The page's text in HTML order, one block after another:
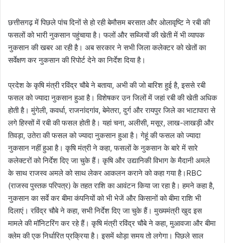
छत्तीसगढ़ में पिछले पांच दिनों से हो रही बेमौसम बरसात और ओलावृष्टि ने रबी की
फसलों को भारी नुकसान पहुंचाया है। फलों और सब्जियों की खेती में भी व्यापक
नुकसान की खबर आ रही है। अब सरकार ने सभी जिला कलेक्टर को खेतों का
सर्वेक्षण कर नुकसान की रिपोर्ट देने का निर्देश दिया है।
प्रदेश के कृषि मंत्री रविंद्र चौबे ने बताया, अभी की जो बारिश हुई है, इससे रबी
फसल को ज्यादा नुकसान हुआ है। विशेषकर उन जिलों में जहां रबी की खेती अधिक
होती है। मुंगेली, कवर्धा, राजनांदगांव, बेमेतरा, दुर्ग और रायपुर जिले का भाटापारा से
लगे हिस्सों में रबी की फसल होती है। यहां चना, अलीसी, मसूर, लाख-लाखड़ी और
तिवड़ा, उतेरा की फसल को ज्यादा नुकसान हुआ है। गेहूं की फसल को ज्यादा
नुकसान नहीं हुआ है। कृषि मंत्री ने कहा, फसलों के नुकसान के बारे में सारे
कलेक्टरों को निर्देश दिए जा चुके हैं। कृषि और उद्यानिकी विभाग के मैदानी अमले
के साथ राजस्व अमले को साथ लेकर आकलन कराने को कहा गया है।RBC
(राजस्व पुस्तक परिपत्र) के तहत राशि का आवंटन किया जा रहा है। हमने कहा है,
नुकसान का सर्वे कर बीमा कंपनियों को भी भेजें और किसानों को बीमा राशि भी
दिलाएं। रविंद्र चौबे ने कहा, सभी निर्देश दिए जा चुके हैं। मुख्यमंत्री खुद इस
मामले की मॉनिटरिंग कर रहे हैं। कृषि मंत्री रविंद्र चौबे ने कहा, मुआवजा और बीमा
क्लेम की एक निर्धारित प्रक्रिया है। इसमें थोड़ा समय तो लगेगा। पिछले साल